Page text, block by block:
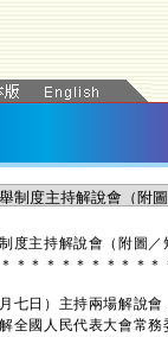
度主持解說會（附圖 ／
＊ ＊ ＊ ＊ ＊ ＊ ＊ ＊ ＊ ＊ ＊
日）主持兩場解說會
全國人民代表大會常